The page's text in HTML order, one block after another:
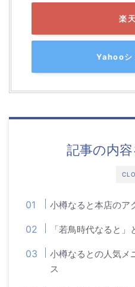
楽
Yahooシ
記事の内
小樽なると本店のア
「若鳥時代なると
小樽なるとの人気メ
ス